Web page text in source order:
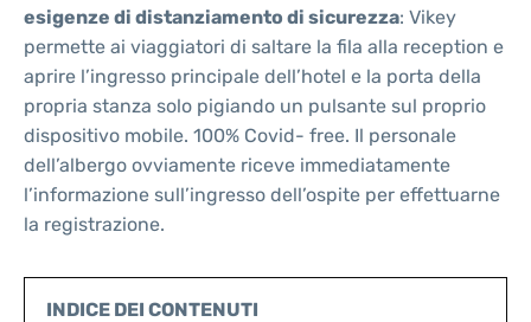
esigenze di distanziamento di sicurezza: Vikey
permette ai viaggiatori di saltare la fila alla reception e
aprire l’ingresso principale dell’hotel e la porta della
propria stanza solo pigiando un pulsante sul proprio
dispositivo mobile. 100% Covid- free. Il personale
dell’albergo ovviamente riceve immediatamente
l’informazione sull’ingresso dell’ospite per effettuarne
la registrazione.
INDICE DEI CONTENUTI